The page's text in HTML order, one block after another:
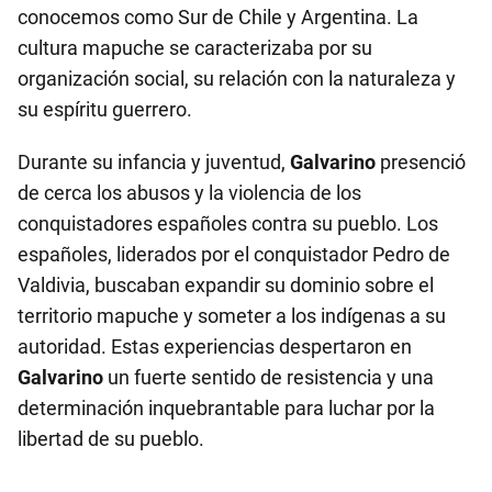
conocemos como Sur de Chile y Argentina. La
cultura mapuche se caracterizaba por su
organización social, su relación con la naturaleza y
su espíritu guerrero.
Durante su infancia y juventud, Galvarino presenció
de cerca los abusos y la violencia de los
conquistadores españoles contra su pueblo. Los
españoles, liderados por el conquistador Pedro de
Valdivia, buscaban expandir su dominio sobre el
territorio mapuche y someter a los indígenas a su
autoridad. Estas experiencias despertaron en
Galvarino un fuerte sentido de resistencia y una
determinación inquebrantable para luchar por la
libertad de su pueblo.